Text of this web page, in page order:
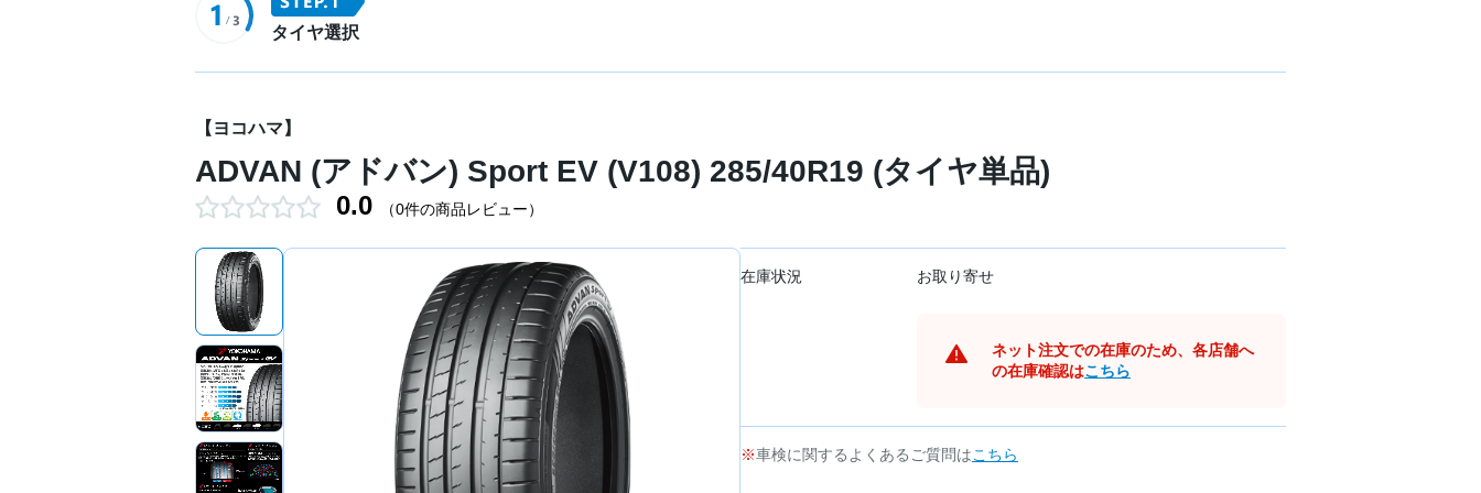
タイヤ選択
【ヨコハマ】
ADVAN (アドバン) Sport EV (V108) 285/40R19 (タイヤ単品)
0.0 （0件の商品レビュー）
在庫状況 お取り寄せ
ネット注文での在庫のため、各店舗へ
の在庫確認はこちら
車検に関するよくあるご質問はこちら